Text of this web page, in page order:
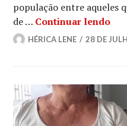
população entre aqueles
de … Continuar lendo
HÉRICA LENE 28 DE